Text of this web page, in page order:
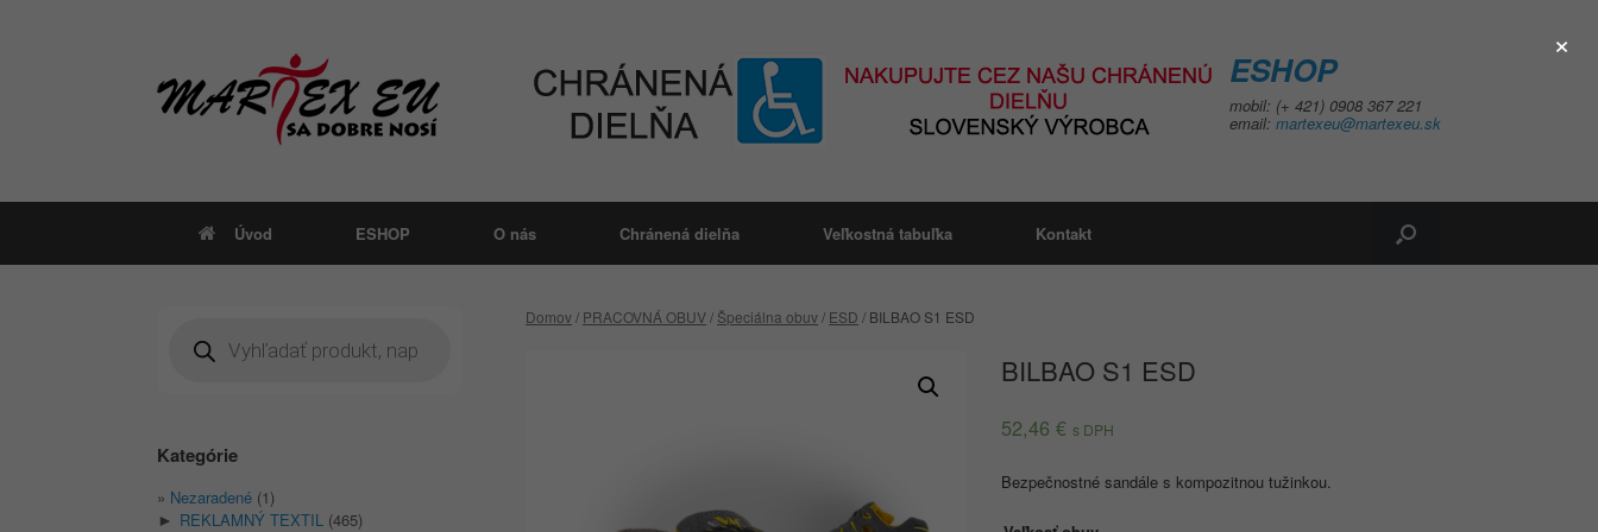
ESHOP
mobil: (+ 421) 0908 367 221
email: martexeu@martexeu.sk
Úvod ESHOP O nás Chránená dielňa Veľkostná tabuľka Kontakt
Domov/ PRACOVNÁ OBUV/ Špeciálna obuv/ ESD / BILBAO S1 ESD
BILBAO S1 ESD
52,46€ s DPH
Bezpečnostné sandále s kompozitnou tužinkou.
search
Kategórie
Nezaradené (1)
► REKLAMNÝ TEXTIL (465)
×